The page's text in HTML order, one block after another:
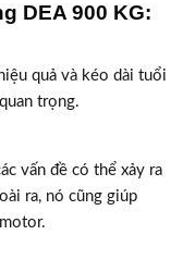
DEA 900 KG:
quả và kéo dài tuổi
trọng.
vấn đề có thể xảy ra
ra, nó cũng giúp